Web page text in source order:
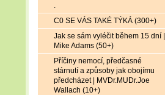
.
C0 SE VÁS TAKÉ TÝKÁ (300+)
Jak se sám vyléčit během 15 dní |
Mike Adams (50+)
Příčiny nemocí, předčasné
stárnutí a způsoby jak obojímu
předcházet | MVDr.MUDr.Joe
Wallach (10+)